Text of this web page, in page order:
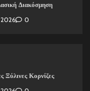
Διακόσμηση
2026 0
Ξύλινες Κορνίζες